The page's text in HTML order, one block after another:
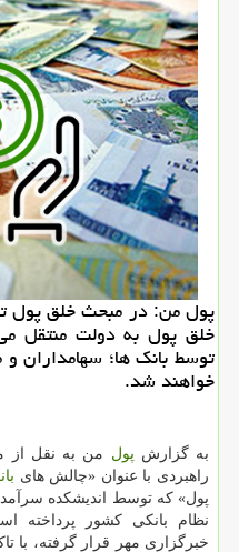
پول من: در مبحث خلق پول
خلق پول به دولت منتقل
توسط بانك ­ها؛ سهام­داران
خواهند شد.
به گزارش پول من به نقل از
راهبردی با عنوان «چالش های
پول» كه توسط اندیشكده
نظام بانكی كشور پرداخته
خبرگزاری مهر قرار گرفته، با